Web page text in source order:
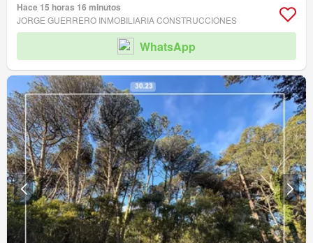
Hace 15 horas 16 minutos
JORGE GUERRERO INMOBILIARIA CONSTRUCCIONES
WhatsApp